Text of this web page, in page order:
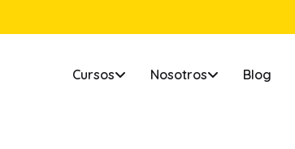
Cursos Nosotros Blog